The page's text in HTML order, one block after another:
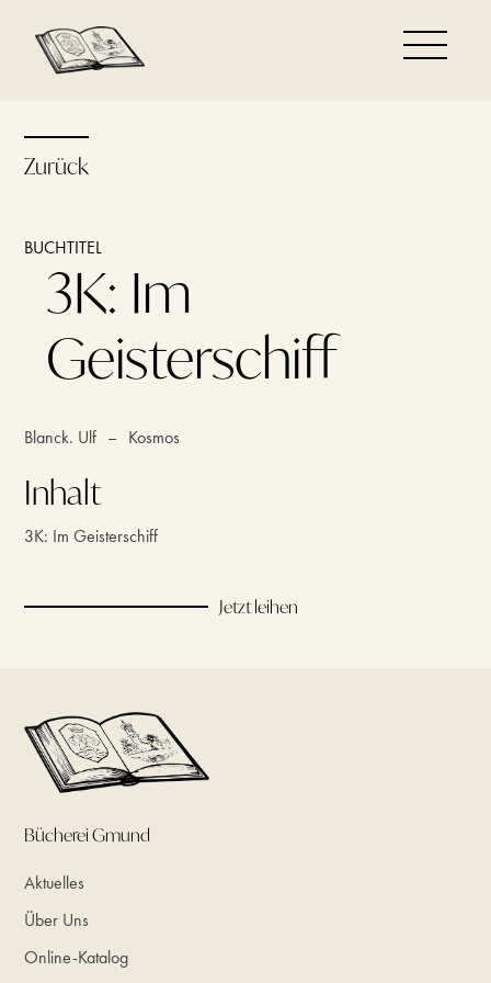
Zurück
BUCHTITEL
3K: Im
Geisterschiff
Blanck. Ulf – Kosmos
Inhalt
3K: Im Geisterschiff
Jetzt leihen
Bücherei Gmund
Aktuelles
Über Uns
Online-Katalog